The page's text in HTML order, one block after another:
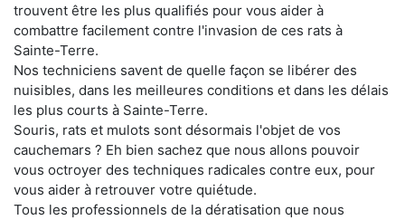
trouvent être les plus qualifiés pour vous aider à
combattre facilement contre l'invasion de ces rats à
Sainte-Terre.
Nos techniciens savent de quelle façon se libérer des
nuisibles, dans les meilleures conditions et dans les délais
les plus courts à Sainte-Terre.
Souris, rats et mulots sont désormais l'objet de vos
cauchemars ? Eh bien sachez que nous allons pouvoir
vous octroyer des techniques radicales contre eux, pour
vous aider à retrouver votre quiétude.
Tous les professionnels de la dératisation que nous